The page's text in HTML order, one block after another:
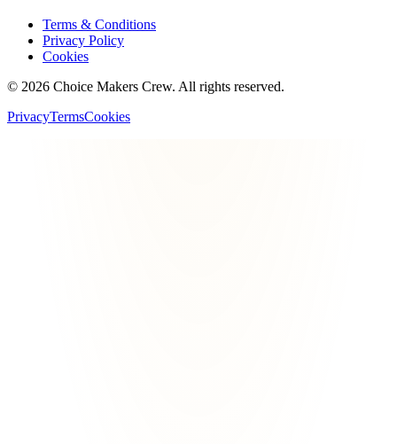
Terms & Conditions
Privacy Policy
Cookies
© 2026 Choice Makers Crew. All rights reserved.
PrivacyTermsCookies